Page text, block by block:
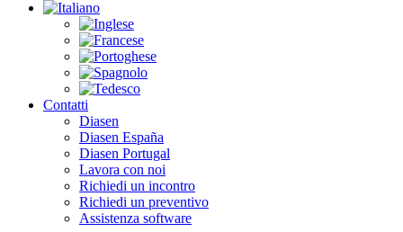
Contatti
Diasen
Diasen España
Diasen Portugal
Lavora con noi
Richiedi un incontro
Richiedi un preventivo
Assistenza software